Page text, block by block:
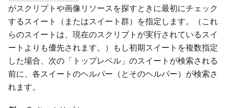
がスクリプトや画像リソースを探すときに最初にチェック
するスイート（またはスイート群）を指定します。（これ
らのスイートは、現在のスクリプトが実行されているスイ
ートよりも優先されます。）もし初期スイートを複数指定
した場合、次の「トップレベル」のスイートが検索される
前に、各スイートのヘルパー（とそのヘルパー）が検索さ
れます。